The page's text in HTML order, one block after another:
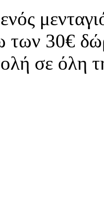
30€
σε όλη